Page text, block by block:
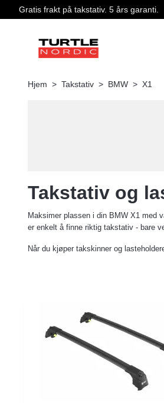
Gratis frakt på takstativ. 5 års garanti.
Hjem Takstativ BMW X1
Takstativ og
Maksimer plassen i din BMW X1 med
er enkelt å finne riktig takstativ - bare
Når du kjøper takskinner og